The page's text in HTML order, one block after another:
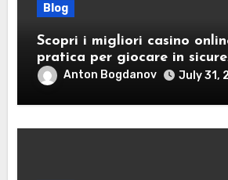
Blog
Scopri i migliori casino
pratica per giocare in
Anton Bogdanov July 31,